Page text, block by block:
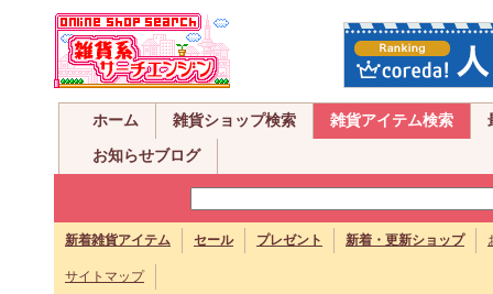
ホーム 雑貨ショップ検索 雑貨アイテム検索
お知らせブログ
新着雑貨アイテム セール プレゼント 新着・更新ショップ
サイトマップ